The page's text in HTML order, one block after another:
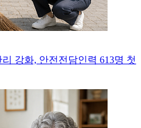
강화, 안전전담인력 613명 첫